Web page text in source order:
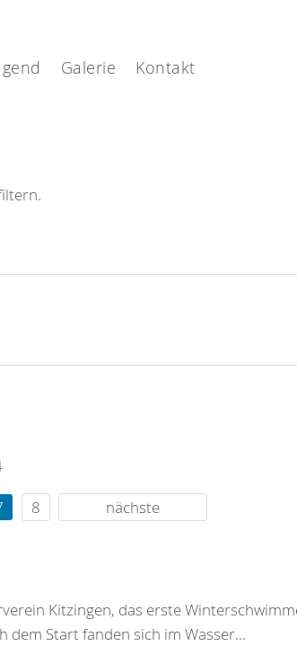
Galerie Kontakt
8 nächste
Kitzingen, das erste
Start fanden sich im Wasser...